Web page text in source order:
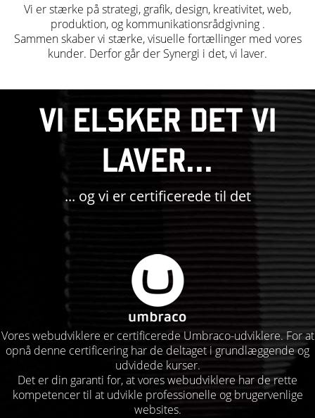
Vi er stærke på strategi, grafik, design, kreativitet, web,
produktion, og kommunikationsrådgivning .
Sammen skaber vi stærke, visuelle fortællinger med vores
kunder. Derfor går der Synergi i det, vi laver.
VI ELSKER DET VI
LAVER...
... og vi er certificerede til det
Vores webudviklere er certificerede Umbraco-udviklere. For at
opnå denne certificering har de deltaget i grundlæggende og
udvidede kurser.
Det er din garanti for, at vores webudviklere har de rette
kompetencer til at udvikle professionelle og brugervenlige
websites.